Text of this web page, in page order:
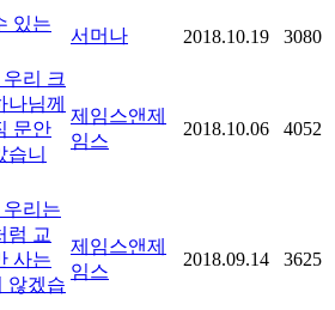
있는
서머나 2018.10.19 3080
리 크
나님께
문안
습니
제임스앤제
임스
2018.10.06 4052
리는
럼 교
사는
않겠습
제임스앤제
임스
2018.09.14 3625